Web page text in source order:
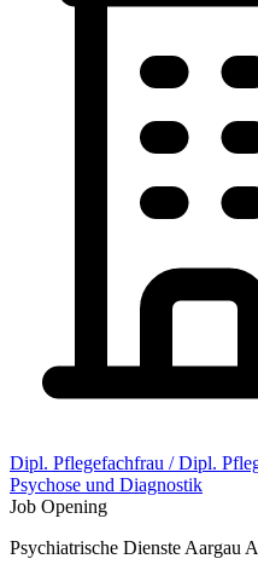
Dipl. Pflegefachfrau / Dipl.
Psychose und Diagnostik
Job Opening
Psychiatrische Dienste Aargau